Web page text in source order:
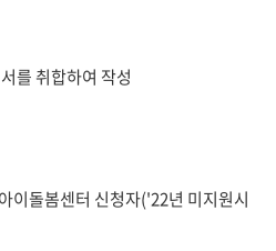
를 취합하여 작성
이돌봄센터 신청자('22년 미지원시